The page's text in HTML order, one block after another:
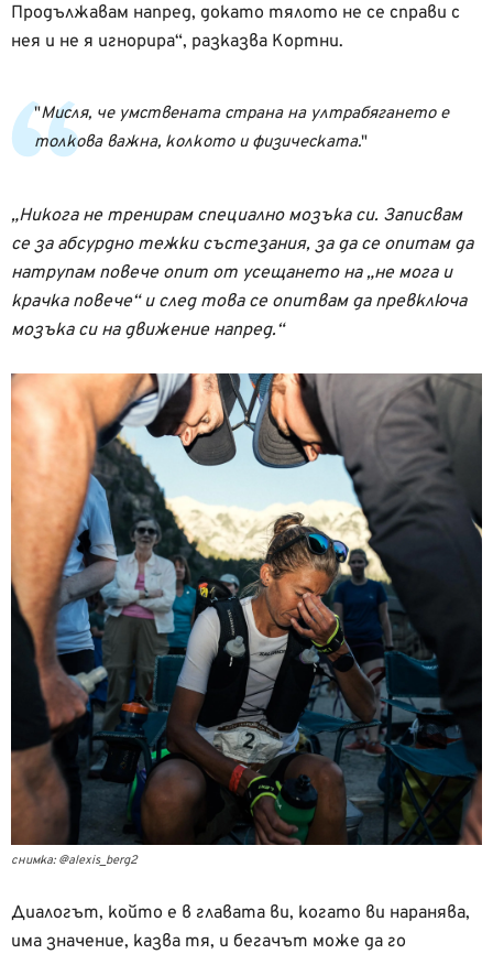
Продължавам напред, докато тялото не се справи с
нея и не я игнорира“, разказва Кортни.
Мисля, че умствената страна на ултрабягането е
толкова важна, колкото и физическата.
„Никога не тренирам специално мозъка си. Записвам
се за абсурдно тежки състезания, за да се опитам да
натрупам повече опит от усещането на „не мога и
крачка повече“ и след това се опитвам да превключа
мозъка си на движение напред.“
снимка: @alexis_berg2
Диалогът, който е в главата ви, когато ви наранява,
има значение, казва тя, и бегачът може да го